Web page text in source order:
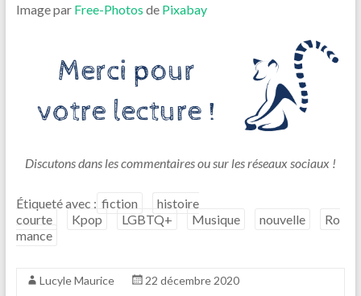
Image par Free-Photos de Pixabay
Discutons dans les commentaires ou sur les réseaux sociaux !
Étiqueté avec : fiction
histoire
courte
Kpop LGBTQ+ Musique nouvelle
Ro
mance
Lucyle Maurice
22 décembre 2020